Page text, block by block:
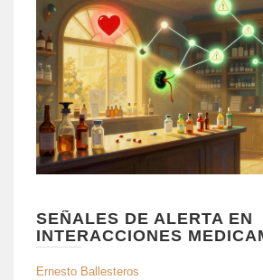
SEÑALES DE ALERTA EN
INTERACCIONES
COMBINACIONES QUE TU
FARMACÉUTICO DEBE
Ernesto Ballesteros